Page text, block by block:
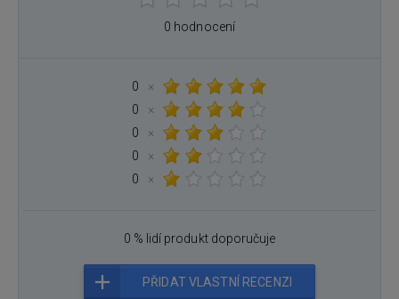
0 hodnocení
0
×
0
×
0
×
0
×
0
×
0 % lidí produkt doporučuje
PŘIDAT VLASTNÍ RECENZI